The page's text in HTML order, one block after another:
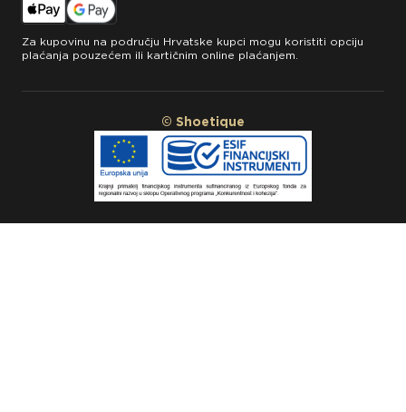
Za kupovinu na području Hrvatske kupci mogu koristiti opciju
plaćanja pouzećem ili kartičnim online plaćanjem.
© Shoetique